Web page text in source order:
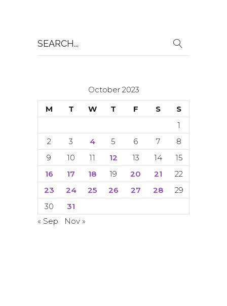
for:
October 2023
M
T W T F S
S
1
2
3 4 5 6 7
8
9
10 11 12 13 14
15
16
17 18 19 20 21
22
23
24 25 26 27 28
29
30
31
« Sep
Nov »